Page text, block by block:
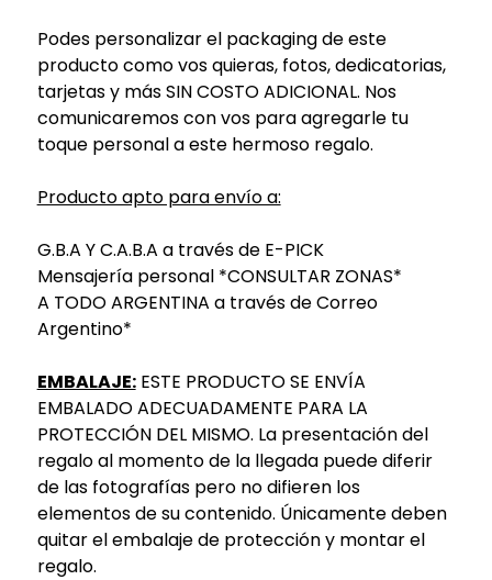
Podes personalizar el packaging de este
producto como vos quieras, fotos, dedicatorias,
tarjetas y más SIN COSTO ADICIONAL. Nos
comunicaremos con vos para agregarle tu
toque personal a este hermoso regalo.
Producto apto para envío a:
G.B.A Y C.A.B.A a través de E-PICK
Mensajería personal *CONSULTAR ZONAS*
A TODO ARGENTINA a través de Correo
Argentino*
EMBALAJE:ESTE PRODUCTO SE ENVÍA
EMBALADO ADECUADAMENTE PARA LA
PROTECCIÓN DEL MISMO. La presentación del
regalo al momento de la llegada puede diferir
de las fotografías pero no difieren los
elementos de su contenido. Únicamente deben
quitar el embalaje de protección y montar el
regalo.